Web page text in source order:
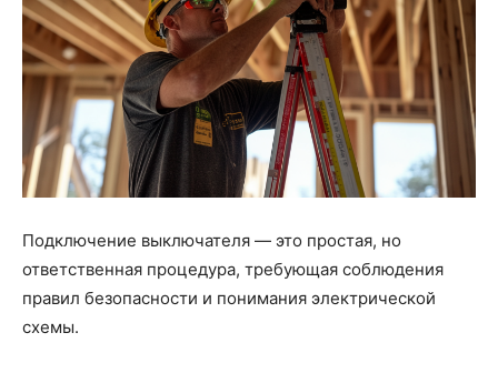
Подключение выключателя — это простая, но
ответственная процедура, требующая соблюдения
правил безопасности и понимания электрической
схемы.